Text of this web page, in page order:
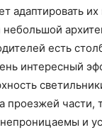
адаптировать
небольшой
есть
интересный
проезжей
и